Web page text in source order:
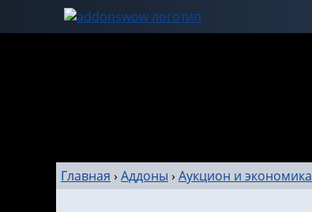
Главная › Аддоны › Аукцион и экономика